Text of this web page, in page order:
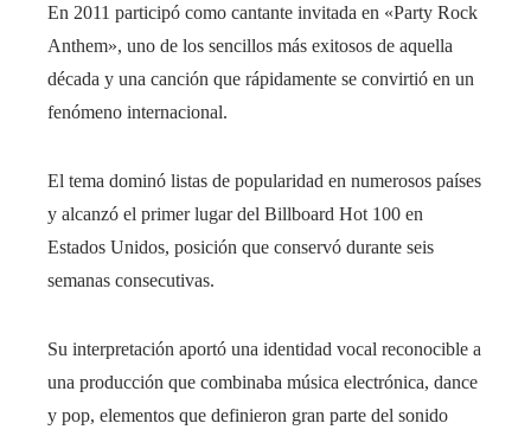
En 2011 participó como cantante invitada en «Party Rock
Anthem», uno de los sencillos más exitosos de aquella
década y una canción que rápidamente se convirtió en un
fenómeno internacional.
El tema dominó listas de popularidad en numerosos países
y alcanzó el primer lugar del Billboard Hot 100 en
Estados Unidos, posición que conservó durante seis
semanas consecutivas.
Su interpretación aportó una identidad vocal reconocible a
una producción que combinaba música electrónica, dance
y pop, elementos que definieron gran parte del sonido